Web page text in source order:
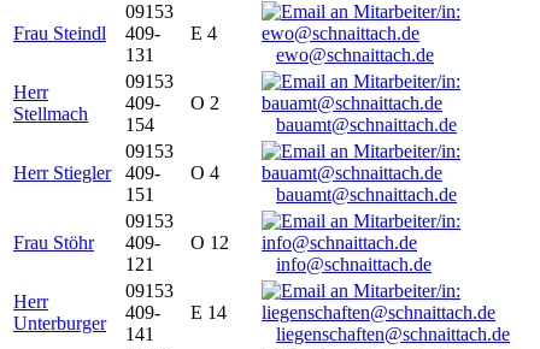
Frau Steindl
09153
409-
131
E 4
ewo@schnaittach.de
Herr
Stellmach
09153
409-
154
O 2
bauamt@schnaittach.de
Herr Stiegler
09153
409-
151
O 4
bauamt@schnaittach.de
Frau Stöhr
09153
409-
121
O 12
info@schnaittach.de
Herr
Unterburger
09153
409-
141
E 14
liegenschaften@schnaittach.de